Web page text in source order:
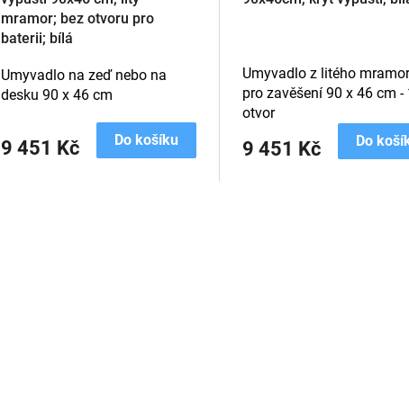
mramor; bez otvoru pro
baterii; bílá
9 451 Kč Do košíku
Umyvadlo na zeď nebo na
desku 90 x 46 cm
9 451 Kč Do
Umyvadlo z litého
pro zavěšení 90 x 46 cm -
otvor